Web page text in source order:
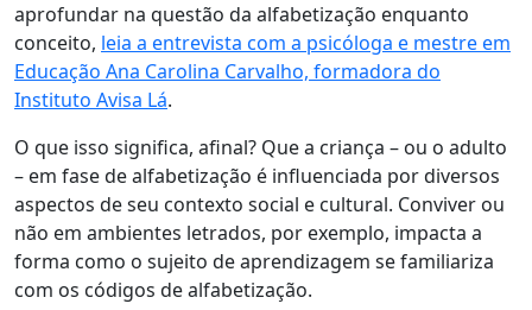
aprofundar na questão da alfabetização enquanto
conceito, leia a entrevista com a psicóloga e mestre em
Educação Ana Carolina Carvalho, formadora do
Instituto Avisa Lá.
O que isso significa, afinal? Que a criança – ou o adulto
– em fase de alfabetização é influenciada por diversos
aspectos de seu contexto social e cultural. Conviver ou
não em ambientes letrados, por exemplo, impacta a
forma como o sujeito de aprendizagem se familiariza
com os códigos de alfabetização.